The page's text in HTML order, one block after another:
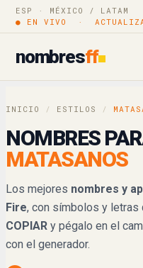
ESP · MÉXICO / LATAM
● EN VIVO ·
nombresff
INICIO / ESTILOS /
NOMBRES
MATASANOS
Los mejores nombres y
Fire, con símbolos y letras
COPIAR y pégalo en el
con el generador.
M@☨@$@n☯$
𝔐𝔞𝔱𝔞𝔰𝔞𝔫𝔬𝔰
𝓜𝓪𝓽𝓪𝓼𝓪𝓷𝓸𝓼
𝕄𝕒𝕥𝕒𝕤𝕒𝕟𝕠𝕤
𝐌𝐚𝐭𝐚𝐬𝐚𝐧𝐨𝐬
𝙈𝙖𝙩𝙖𝙨𝙖𝙣𝙤𝙨